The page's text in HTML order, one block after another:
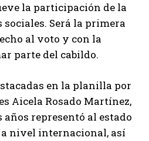
la participación de la
Será la primera
al voto y con la
parte del cabildo.
en la planilla por
Aicela Rosado Martínez,
representó al estado
nivel internacional, así